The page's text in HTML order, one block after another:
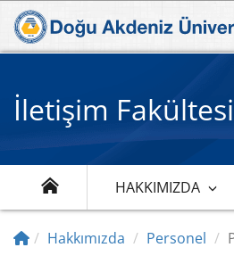
İletişim Fakültesi
HAKKIMIZDA
Hakkımızda Personel